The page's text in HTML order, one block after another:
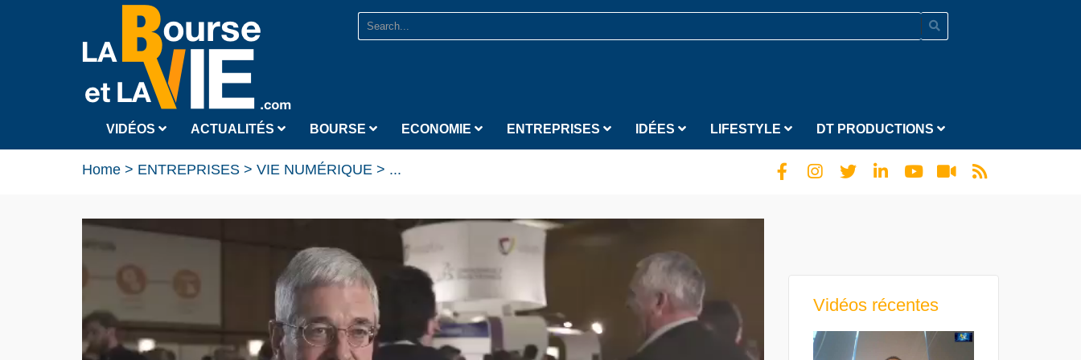
VIDÉOS ACTUALITÉS BOURSE ECONOMIE ENTREPRISES IDÉES LIFESTYLE DT PRODUCTIONS
Home > ENTREPRISES > VIE NUMÉRIQUE > ...
Vidéos récentes